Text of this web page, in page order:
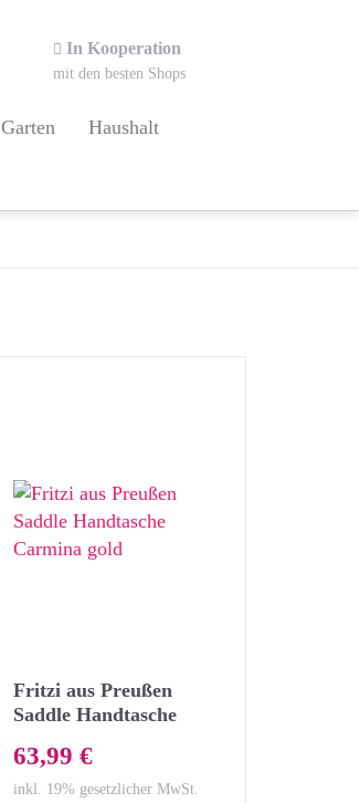
In Kooperation
mit den besten Shops
Garten Haushalt
Fritzi aus Preußen
Saddle Handtasche
63,99 €
inkl. 19% gesetzlicher MwSt.